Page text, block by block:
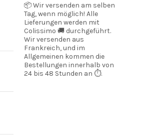
📦 Wir versenden am selben
Tag, wenn möglich! Alle
Lieferungen werden mit
Colissimo 🚚 durchgeführt.
Wir versenden aus
Frankreich, und im
Allgemeinen kommen die
Bestellungen innerhalb von
24 bis 48 Stunden an ⏱️.